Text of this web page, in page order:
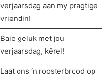
verjaarsdag aan my pragtige
vriendin!
Baie geluk met jou
verjaarsdag, kêrel!
Laat ons ‘n roosterbrood op